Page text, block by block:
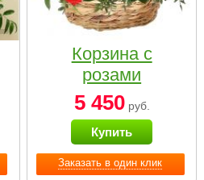
Заказать в один клик
Корзина с
розами
«Красный
Париж»
5 450руб.
Купить